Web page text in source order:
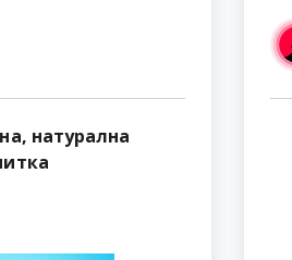
натурална